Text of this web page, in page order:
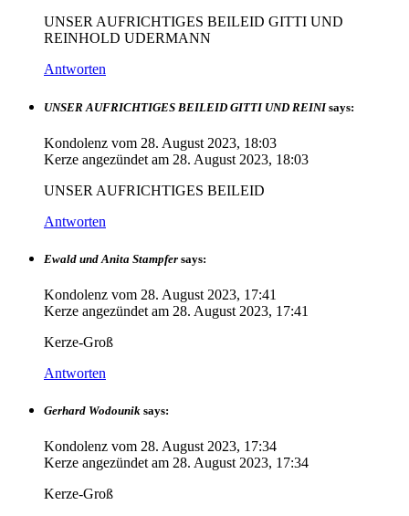
UNSER AUFRICHTIGES BEILEID GITTI UND
REINHOLD UDERMANN
Antworten
UNSER AUFRICHTIGES BEILEID GITTI UND REINI says:
Kondolenz vom 28. August 2023, 18:03
Kerze angezündet am 28. August 2023, 18:03
UNSER AUFRICHTIGES BEILEID
Antworten
Ewald und Anita Stampfer says:
Kondolenz vom 28. August 2023, 17:41
Kerze angezündet am 28. August 2023, 17:41
Kerze-Groß
Antworten
Gerhard Wodounik says:
Kondolenz vom 28. August 2023, 17:34
Kerze angezündet am 28. August 2023, 17:34
Kerze-Groß